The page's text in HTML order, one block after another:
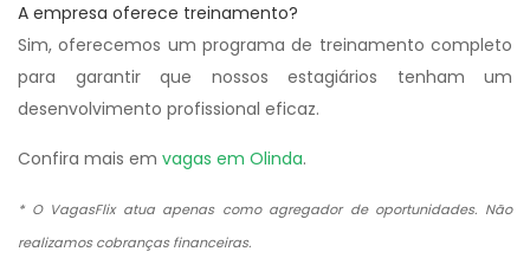
A empresa oferece treinamento?
Sim, oferecemos um programa de treinamento completo
para garantir que nossos estagiários tenham um
desenvolvimento profissional eficaz.
Confira mais em vagas em Olinda.
* O VagasFlix atua apenas como agregador de oportunidades. Não
realizamos cobranças financeiras.